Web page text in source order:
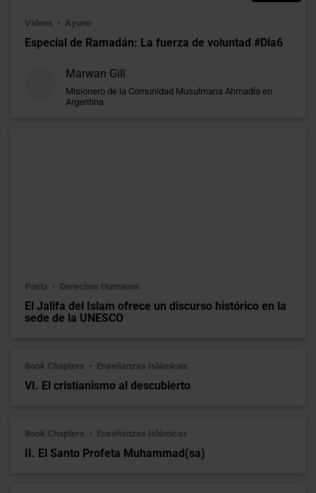
Videos Ayuno
Especial de Ramadán: La fuerza de voluntad #Dia6
Marwan Gill
Misionero de la Comunidad Musulmana Ahmadía en
Argentina
Posts Derechos Humanos
El Jalifa del Islam ofrece un discurso histórico en la
sede de la UNESCO
Book Chapters Enseñanzas Islámicas
VI. El cristianismo al descubierto
Book Chapters Enseñanzas Islámicas
II. El Santo Profeta Muhammad(sa)